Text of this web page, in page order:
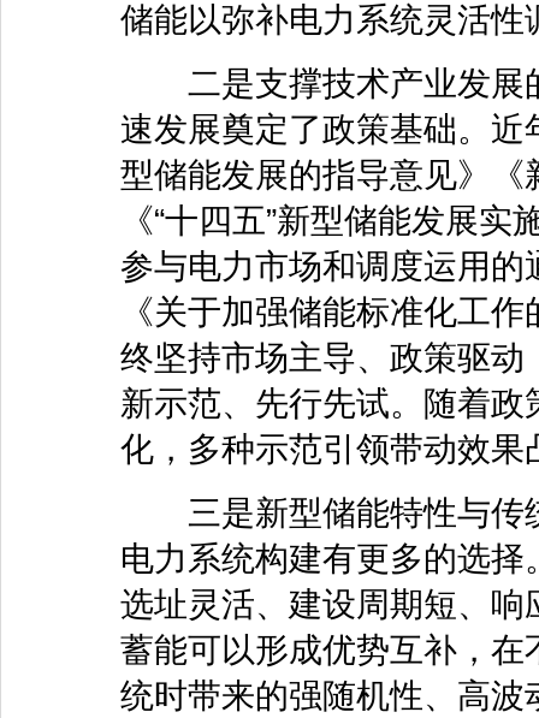
储能以弥补电力系统灵活性
二是支撑技术产业发展
速发展奠定了政策基础。
型储能发展的指导意见》
《“十四五”新型储能发展
参与电力市场和调度运用
《关于加强储能标准化工
终坚持市场主导、政策驱
新示范、先行先试。随着
化，多种示范引领带动效
三是新型储能特性与传
电力系统构建有更多的选
选址灵活、建设周期短、
蓄能可以形成优势互补，
统时带来的强随机性、高波